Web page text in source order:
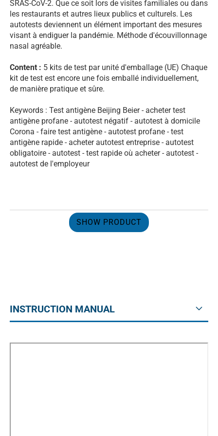
SRAS-CoV-2. Que ce soit lors de visites familiales ou dans
les restaurants et autres lieux publics et culturels. Les
autotests deviennent un élément important des mesures
visant à endiguer la pandémie. Méthode d'écouvillonnage
nasal agréable.
Content : 5 kits de test par unité d'emballage (UE) Chaque
kit de test est encore une fois emballé individuellement,
de manière pratique et sûre.
Keywords : Test antigène Beijing Beier - acheter test
antigène profane - autotest négatif - autotest à domicile
Corona - faire test antigène - autotest profane - test
antigène rapide - acheter autotest entreprise - autotest
obligatoire - autotest - test rapide où acheter - autotest -
autotest de l'employeur
SHOW PRODUCT
INSTRUCTION MANUAL